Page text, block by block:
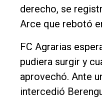
derecho, se
Arce que rebotó
FC Agrarias
pudiera surgir y
aprovechó. Ante
intercedió